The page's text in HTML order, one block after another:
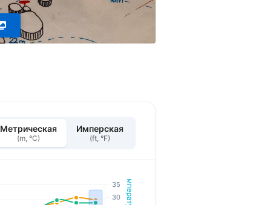
Метрическая
(m, °C)
Имперская
(ft, °F)